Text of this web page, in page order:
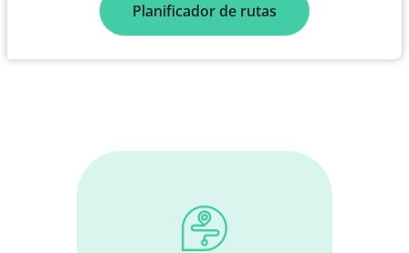
Planificador de rutas